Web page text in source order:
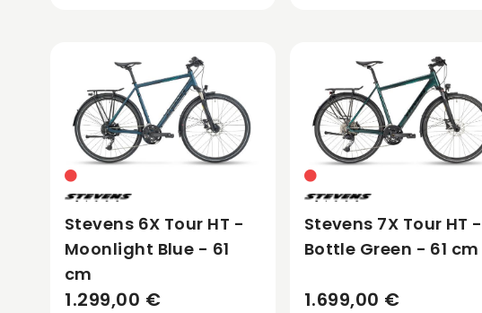
Stevens 6X Tour HT -
Moonlight Blue - 61
cm
1.299,00 €
Stevens 7X Tour HT -
Bottle Green - 61 cm
1.699,00 €